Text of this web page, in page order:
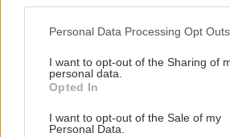
Please note that this website/app uses
not limited to your visit or usage
grant or deny consent to Google and its
use your data for below specified
consent section.
Personal Data Processing Opt Outs
I want to opt-out of the Sharing of
personal data.
Opted In
I want to opt-out of the Sale of my
Personal Data.
όπως χαρακτηριστικά λένε, «να
καρύδια, σαλιγκάρια ή
κοπάδι για τσοπάνεμα, να